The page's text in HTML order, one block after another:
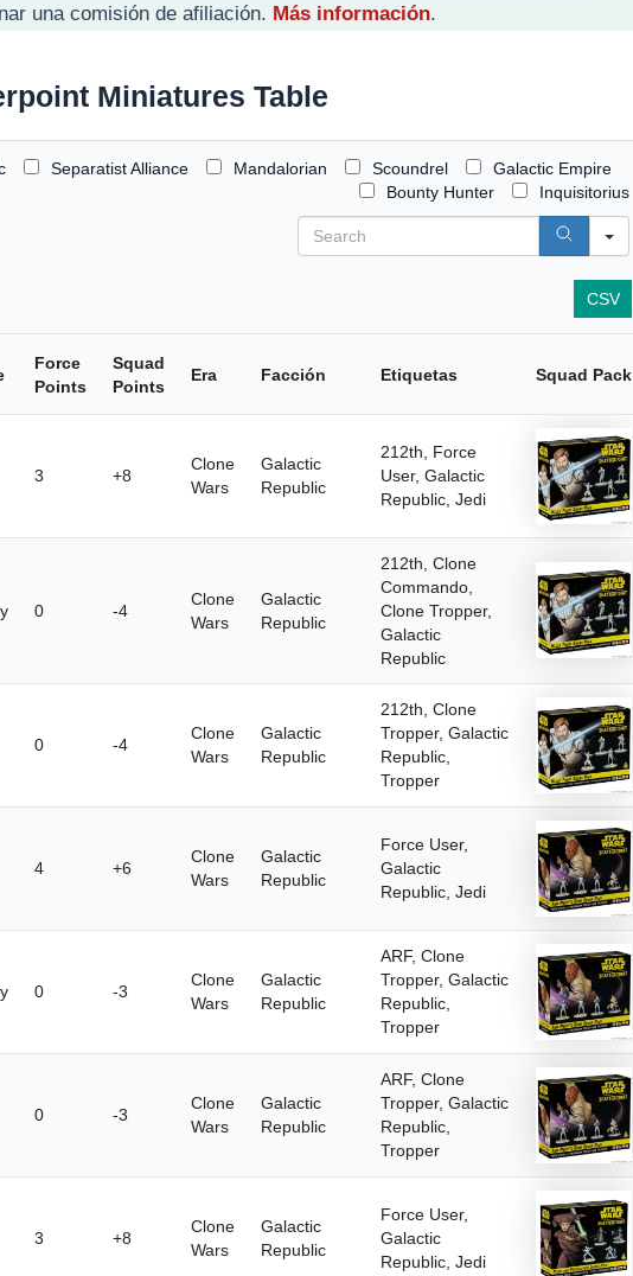
una comisión de afiliación. Más información.
Miniatures Table
Separatist Alliance Mandalorian Scoundrel
Galactic Empire
Bounty Hunter
Inquisitorius
S
e
CSV
Force
Points
Squad
Points
Era Facción Etiquetas Squad Pack
3 +8
Clone
Wars
Galactic
Republic
212th, Force
User, Galactic
Republic, Jedi
0 -4
Clone
Wars
Galactic
Republic
212th, Clone
Commando,
Clone Tropper,
Galactic
Republic
0 -4
Clone
Wars
Galactic
Republic
212th, Clone
Tropper, Galactic
Republic,
Tropper
4 +6
Clone
Wars
Galactic
Republic
Force User,
Galactic
Republic, Jedi
0 -3
Clone
Wars
Galactic
Republic
ARF, Clone
Tropper, Galactic
Republic,
Tropper
0 -3
Clone
Wars
Galactic
Republic
ARF, Clone
Tropper, Galactic
Republic,
Tropper
3 +8
Clone
Wars
Galactic
Republic
Force User,
Galactic
Republic, Jedi